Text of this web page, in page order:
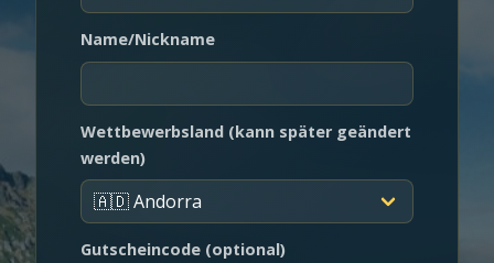
Name/Nickname
Wettbewerbsland (kann später geändert
werden)
Gutscheincode (optional)